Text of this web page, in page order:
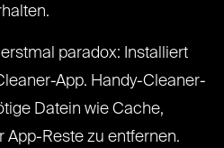
paradox: Installiert
App. Handy-Cleaner-
Datein wie Cache,
App-Reste zu entfernen.